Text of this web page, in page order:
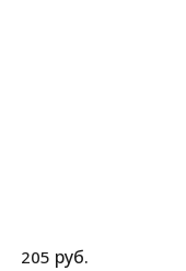
205 руб.